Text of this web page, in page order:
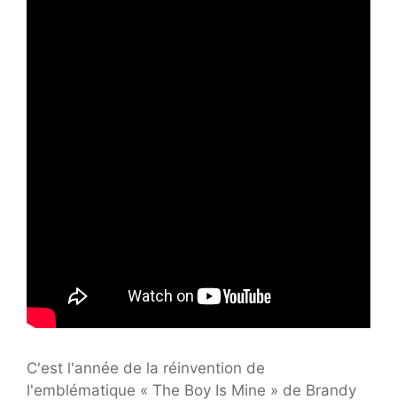
C'est l'année de la réinvention de
l'emblématique « The Boy Is Mine » de Brandy